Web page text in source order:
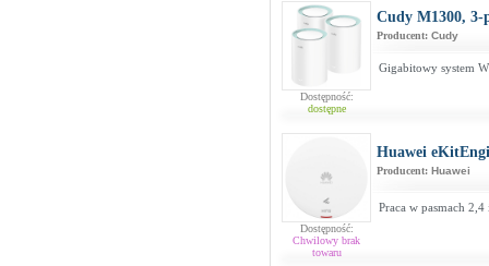
Dostępność:
dostępne
Cudy M1300, 3-
Producent: Cudy
Gigabitowy system
Dostępność:
Chwilowy brak
towaru
Huawei
Producent: Huawei
Praca w pasmach